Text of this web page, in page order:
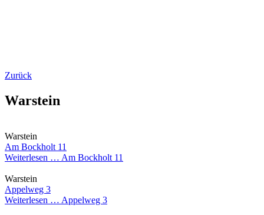
Zurück
Warstein
Warstein
Am Bockholt 11
Weiterlesen … Am Bockholt 11
Warstein
Appelweg 3
Weiterlesen … Appelweg 3